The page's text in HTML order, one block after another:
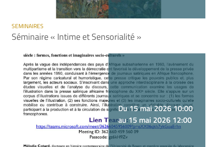
SEMINAIRES
Séminaire « Intime et Sensorialité »
Du 15 mai 2026 10:00
au 15 mai 2026 12:00